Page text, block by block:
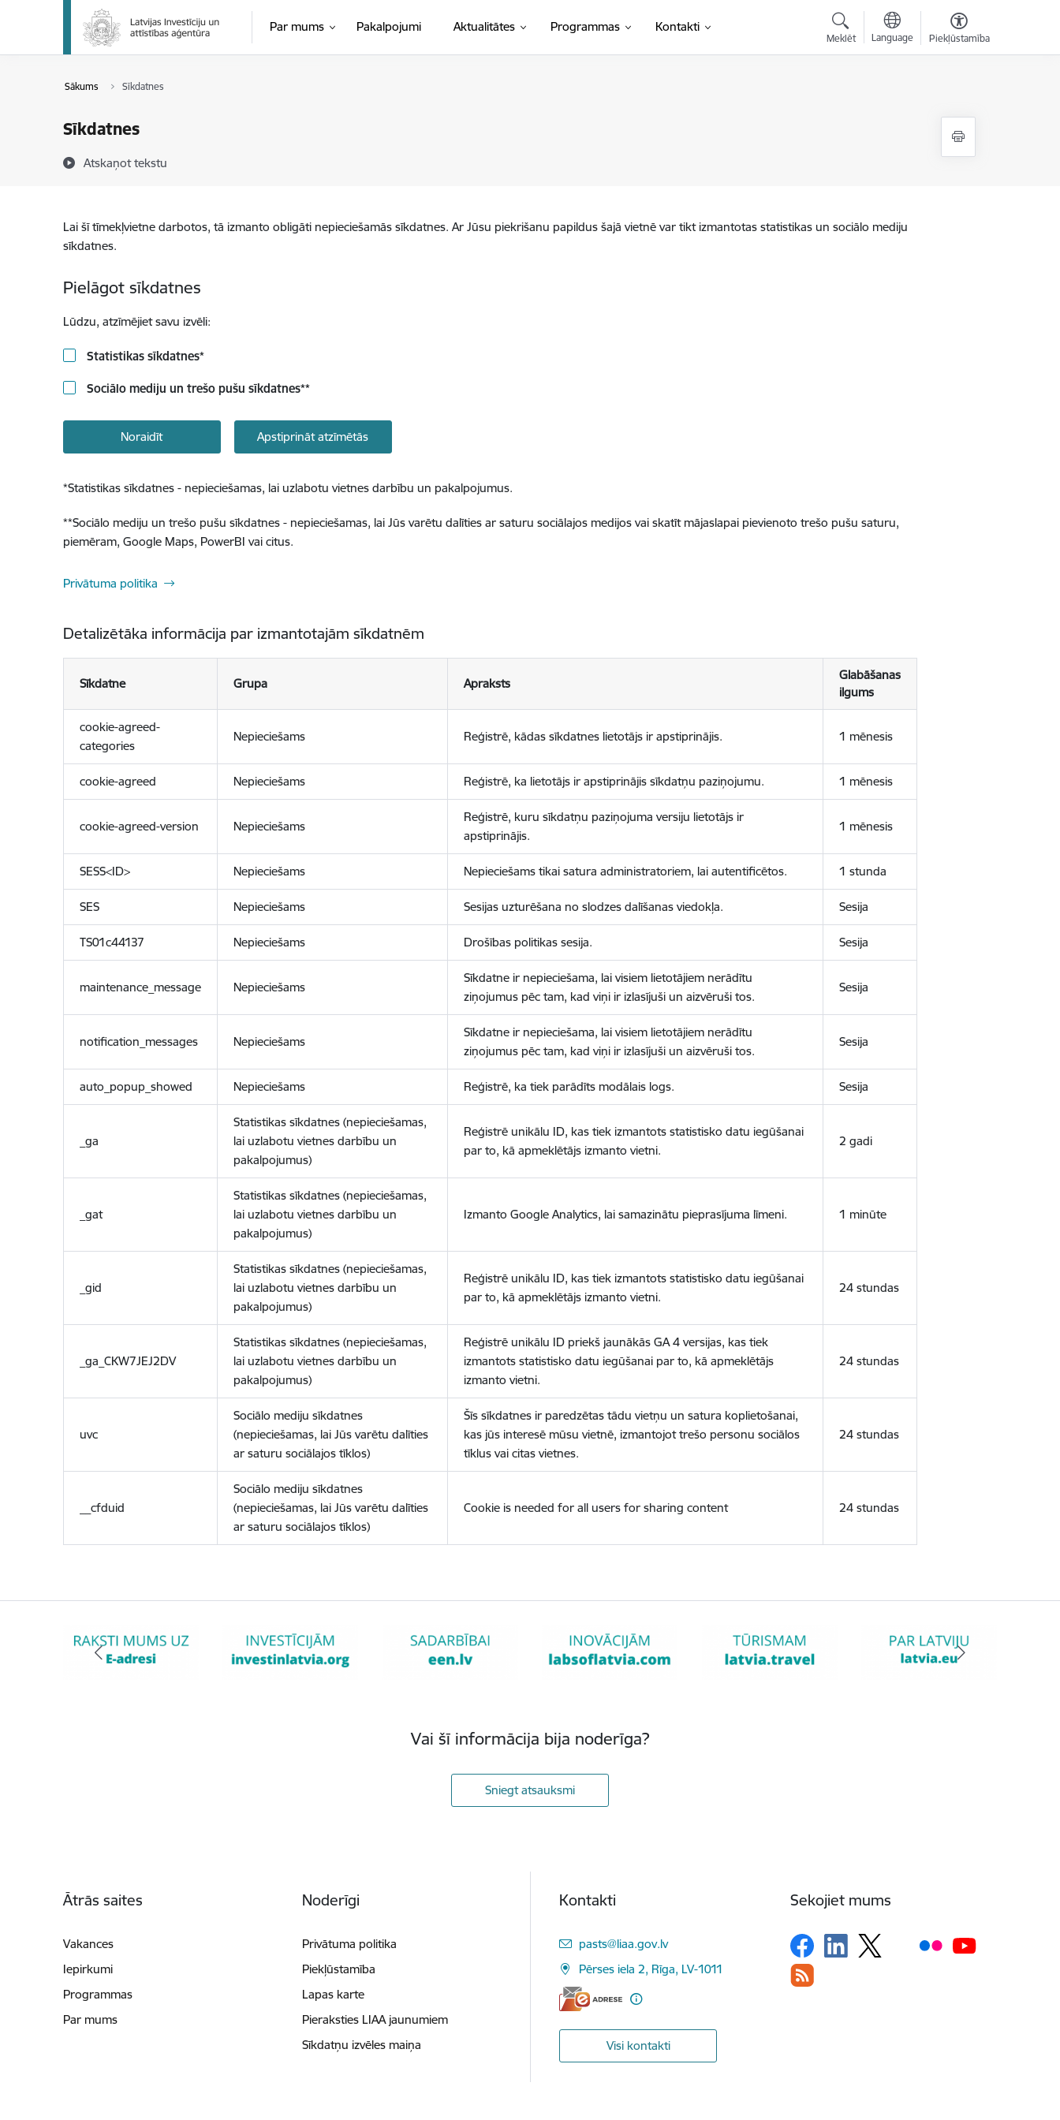
Pāriet uz lapas saturu
Par mums Pakalpojumi Aktualitātes Programmas Kontakti
Meklēt Language Piekļūstamība
Sākums Sīkdatnes
Sīkdatnes
Atskaņot tekstu
Lai šī tīmekļvietne darbotos, tā izmanto obligāti nepieciešamās sīkdatnes. Ar Jūsu piekrišanu papildus šajā vietnē var tikt izmantotas statistikas un sociālo mediju
sīkdatnes.
Pielāgot sīkdatnes
Lūdzu, atzīmējiet savu izvēli:
Statistikas sīkdatnes*
Sociālo mediju un trešo pušu sīkdatnes**
Noraidīt Apstiprināt atzīmētās
*Statistikas sīkdatnes - nepieciešamas, lai uzlabotu vietnes darbību un pakalpojumus.
**Sociālo mediju un trešo pušu sīkdatnes - nepieciešamas, lai Jūs varētu dalīties ar saturu sociālajos medijos vai skatīt mājaslapai pievienoto trešo pušu saturu,
piemēram, Google Maps, PowerBI vai citus.
Privātuma politika
Detalizētāka informācija par izmantotajām sīkdatnēm
Sīkdatne Grupa Apraksts
Glabāšanas
ilgums
cookie-agreed-
categories
Nepieciešams Reģistrē, kādas sīkdatnes lietotājs ir apstiprinājis. 1 mēnesis
cookie-agreed Nepieciešams Reģistrē, ka lietotājs ir apstiprinājis sīkdatņu paziņojumu. 1 mēnesis
cookie-agreed-version Nepieciešams
Reģistrē, kuru sīkdatņu paziņojuma versiju lietotājs ir
apstiprinājis.
1 mēnesis
SESS<ID> Nepieciešams Nepieciešams tikai satura administratoriem, lai autentificētos. 1 stunda
SES Nepieciešams Sesijas uzturēšana no slodzes dalīšanas viedokļa. Sesija
TS01c44137 Nepieciešams Drošības politikas sesija. Sesija
maintenance_message Nepieciešams
Sīkdatne ir nepieciešama, lai visiem lietotājiem nerādītu
ziņojumus pēc tam, kad viņi ir izlasījuši un aizvēruši tos.
Sesija
notification_messages Nepieciešams
Sīkdatne ir nepieciešama, lai visiem lietotājiem nerādītu
ziņojumus pēc tam, kad viņi ir izlasījuši un aizvēruši tos.
Sesija
auto_popup_showed Nepieciešams Reģistrē, ka tiek parādīts modālais logs. Sesija
_ga
Statistikas sīkdatnes (nepieciešamas,
lai uzlabotu vietnes darbību un
pakalpojumus)
Reģistrē unikālu ID, kas tiek izmantots statistisko datu iegūšanai
par to, kā apmeklētājs izmanto vietni.
2 gadi
_gat
Statistikas sīkdatnes (nepieciešamas,
lai uzlabotu vietnes darbību un
pakalpojumus)
Izmanto Google Analytics, lai samazinātu pieprasījuma līmeni. 1 minūte
_gid
Statistikas sīkdatnes (nepieciešamas,
lai uzlabotu vietnes darbību un
pakalpojumus)
Reģistrē unikālu ID, kas tiek izmantots statistisko datu iegūšanai
par to, kā apmeklētājs izmanto vietni.
24 stundas
_ga_CKW7JEJ2DV
Statistikas sīkdatnes (nepieciešamas,
lai uzlabotu vietnes darbību un
pakalpojumus)
Reģistrē unikālu ID priekš jaunākās GA 4 versijas, kas tiek
izmantots statistisko datu iegūšanai par to, kā apmeklētājs
izmanto vietni.
24 stundas
uvc
Sociālo mediju sīkdatnes
(nepieciešamas, lai Jūs varētu dalīties
ar saturu sociālajos tīklos)
Šīs sīkdatnes ir paredzētas tādu vietņu un satura koplietošanai,
kas jūs interesē mūsu vietnē, izmantojot trešo personu sociālos
tīklus vai citas vietnes.
24 stundas
__cfduid
Sociālo mediju sīkdatnes
(nepieciešamas, lai Jūs varētu dalīties
ar saturu sociālajos tīklos)
Cookie is needed for all users for sharing content 24 stundas
Vai šī informācija bija noderīga?
Sniegt atsauksmi
Ātrās saites
Vakances
Iepirkumi
Programmas
Par mums
Noderīgi
Privātuma politika
Piekļūstamība
Lapas karte
Pieraksties LIAA jaunumiem
Sīkdatņu izvēles maiņa
Kontakti
E-pasts:
pasts@liaa.gov.lv
Pērses iela 2, Rīga, LV-1011
Visi kontakti
Sekojiet mums